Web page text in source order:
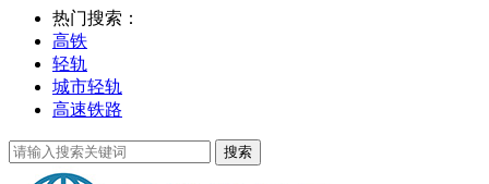
热门搜索：
高铁
轻轨
城市轻轨
高速铁路